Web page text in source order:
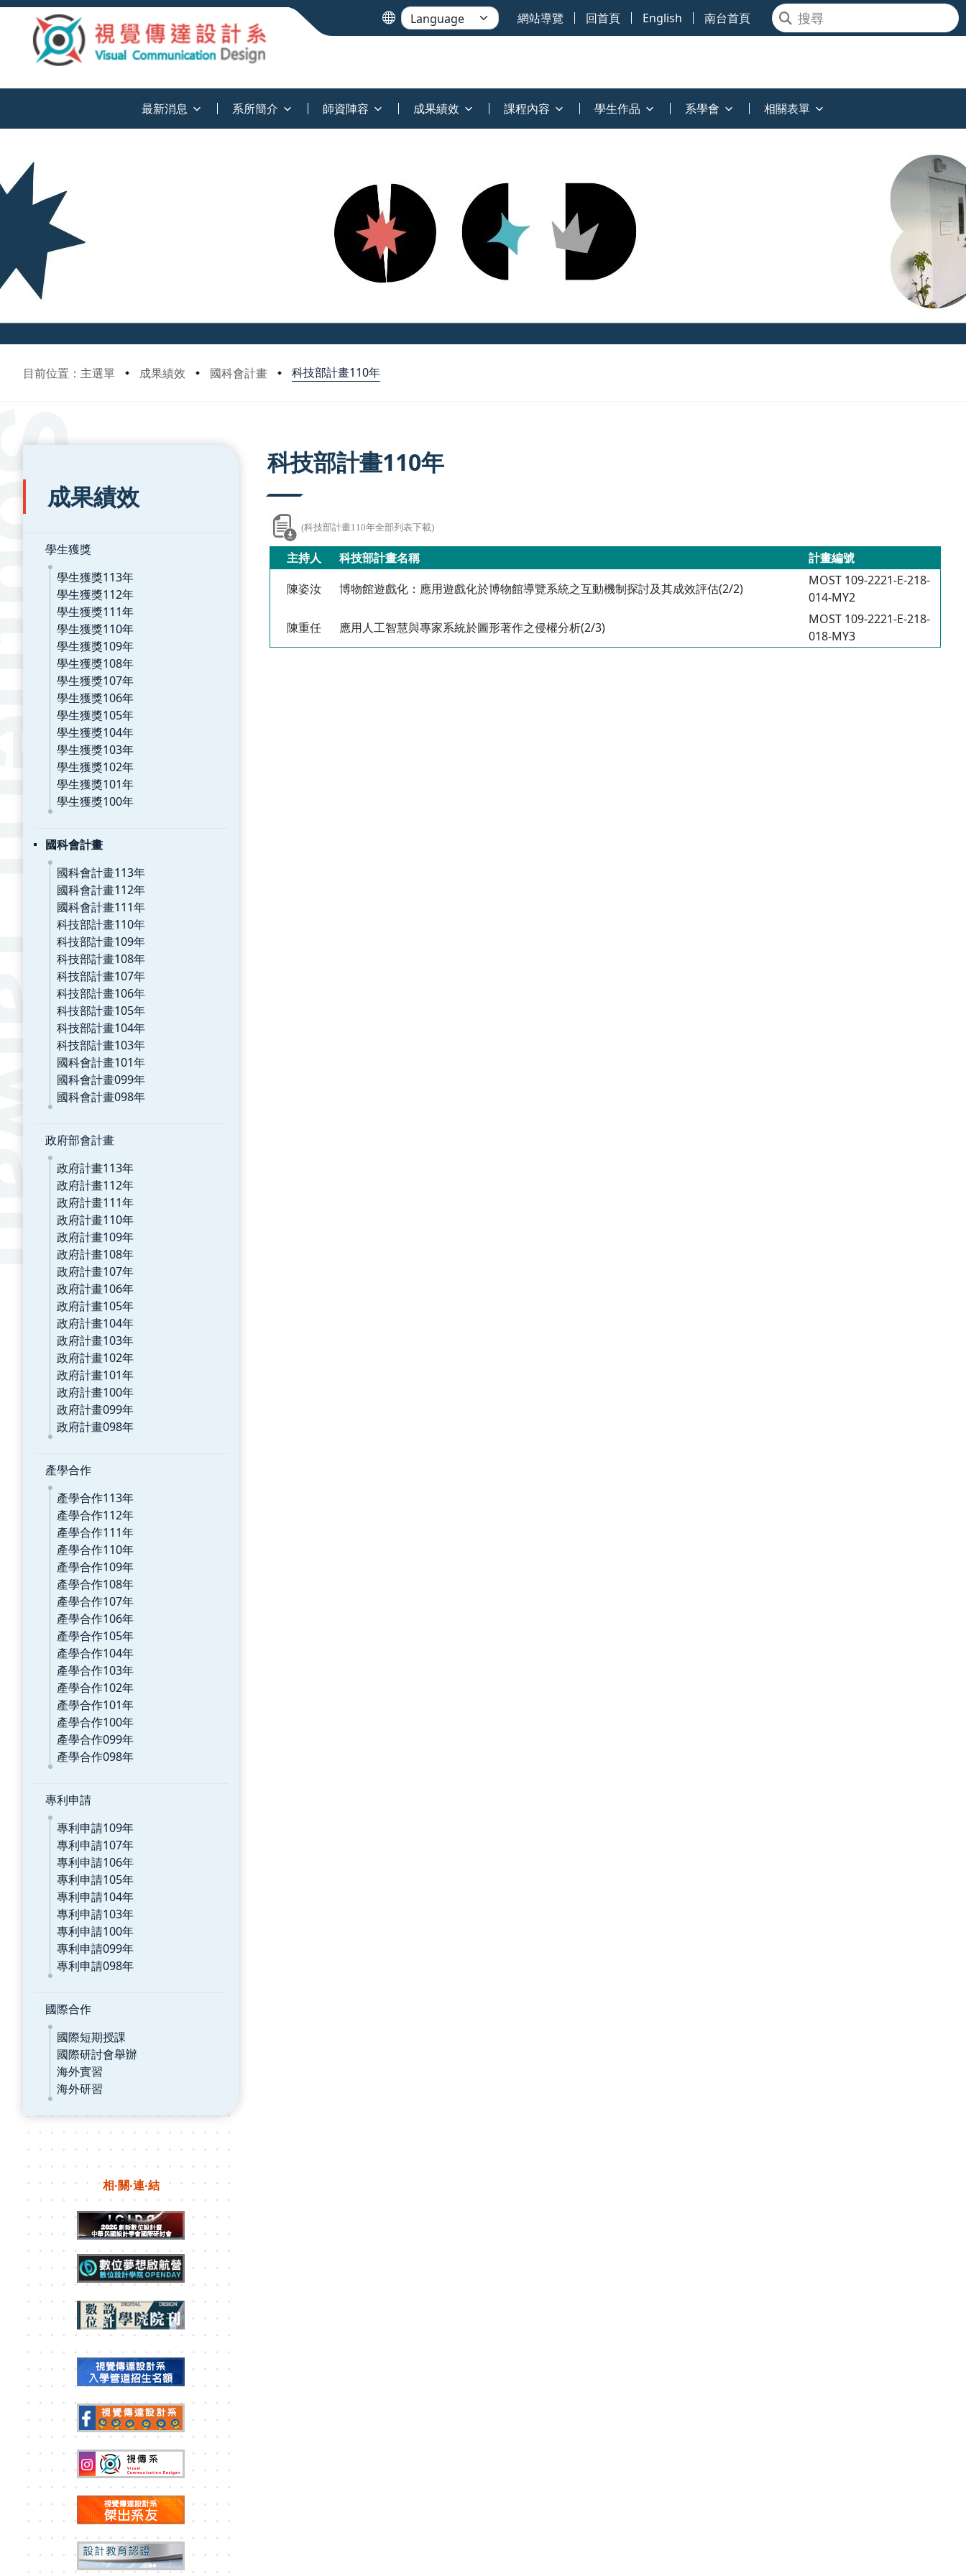
網站導覽 回首頁 English 南台首頁
最新消息 系所簡介 師資陣容 成果績效 課程內容 學生作品 系學會 相關表單
目前位置：主選單 成果績效 國科會計畫 科技部計畫110年
:::
成果績效
學生獲獎
學生獲獎113年
學生獲獎112年
學生獲獎111年
學生獲獎110年
學生獲獎109年
學生獲獎108年
學生獲獎107年
學生獲獎106年
學生獲獎105年
學生獲獎104年
學生獲獎103年
學生獲獎102年
學生獲獎101年
學生獲獎100年
國科會計畫
國科會計畫113年
國科會計畫112年
國科會計畫111年
科技部計畫110年
科技部計畫109年
科技部計畫108年
科技部計畫107年
科技部計畫106年
科技部計畫105年
科技部計畫104年
科技部計畫103年
國科會計畫101年
國科會計畫099年
國科會計畫098年
政府部會計畫
政府計畫113年
政府計畫112年
政府計畫111年
政府計畫110年
政府計畫109年
政府計畫108年
政府計畫107年
政府計畫106年
政府計畫105年
政府計畫104年
政府計畫103年
政府計畫102年
政府計畫101年
政府計畫100年
政府計畫099年
政府計畫098年
產學合作
產學合作113年
產學合作112年
產學合作111年
產學合作110年
產學合作109年
產學合作108年
產學合作107年
產學合作106年
產學合作105年
產學合作104年
產學合作103年
產學合作102年
產學合作101年
產學合作100年
產學合作099年
產學合作098年
專利申請
專利申請109年
專利申請107年
專利申請106年
專利申請105年
專利申請104年
專利申請103年
專利申請100年
專利申請099年
專利申請098年
國際合作
國際短期授課
國際研討會舉辦
海外實習
海外研習
相‧關‧連‧結
科技部計畫110年
(科技部計畫110年全部列表下載)
主持人 科技部計畫名稱 計畫編號
陳姿汝 博物館遊戲化：應用遊戲化於博物館導覽系統之互動機制探討及其成效評估(2/2)
MOST 109-2221-E-218-
014-MY2
陳重任
應用人工智慧與專家系統於圖形著作之侵權分析(2/3)
MOST 109-2221-E-218-
018-MY3